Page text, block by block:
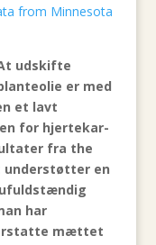
from Minnesota
udskifte
er med
et lavt
for hjertekar-
fra the
understøtter en
har
mættet